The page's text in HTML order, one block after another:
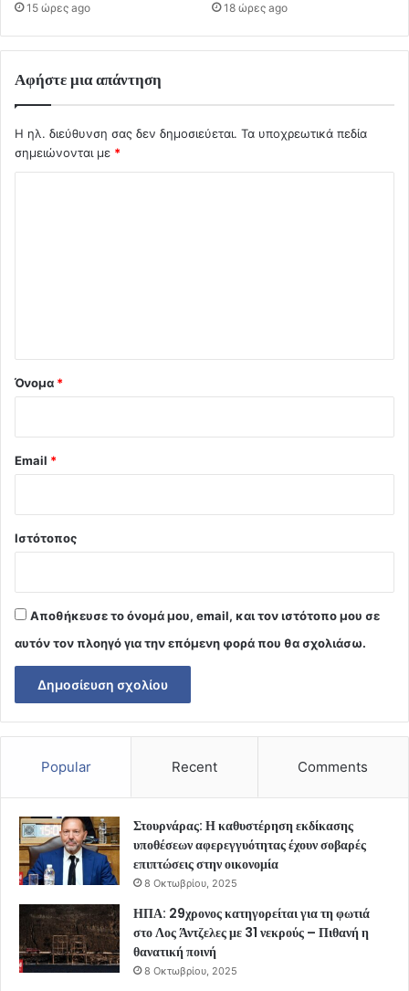
15 ώρες ago 18 ώρες ago
Αφήστε μια απάντηση
Η ηλ. διεύθυνση σας δεν δημοσιεύεται. Τα υποχρεωτικά πεδία
σημειώνονται με *
Όνομα *
Email *
Ιστότοπος
Αποθήκευσε το όνομά μου, email, και τον ιστότοπο μου σε
αυτόν τον πλοηγό για την επόμενη φορά που θα σχολιάσω.
Popular Recent Comments
Στουρνάρας: Η καθυστέρηση εκδίκασης
υποθέσεων αφερεγγυότητας έχουν σοβαρές
επιπτώσεις στην οικονομία
8 Οκτωβρίου, 2025
ΗΠΑ: 29χρονος κατηγορείται για τη φωτιά
στο Λος Άντζελες με 31 νεκρούς – Πιθανή η
θανατική ποινή
8 Οκτωβρίου, 2025